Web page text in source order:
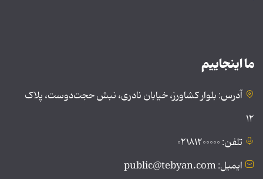
ما اینجاییم
آدرس: بلوار کشاورز، خیابان نادری، نبش حجت‌دوست، پلاک
۱۲
تلفن: ۰۲۱۸۱۲۰۰۰۰۰
ایمیل: public@tebyan.com